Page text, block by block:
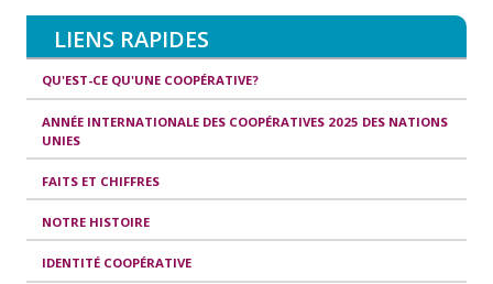
LIENS RAPIDES
QU'EST-CE QU'UNE COOPÉRATIVE?
ANNÉE INTERNATIONALE DES COOPÉRATIVES 2025 DES NATIONS
UNIES
FAITS ET CHIFFRES
NOTRE HISTOIRE
IDENTITÉ COOPÉRATIVE